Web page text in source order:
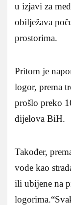
u izjavi za
obilježava
prostorima.
Pritom je
logor, prema
prošlo preko
dijelova BiH.
Također,
vode kao
ili ubijene na
logorima.